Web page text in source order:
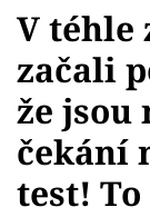
Témata
Showbyznys
Youtubeři
V téhle
začali
že jsou
čekání
test!